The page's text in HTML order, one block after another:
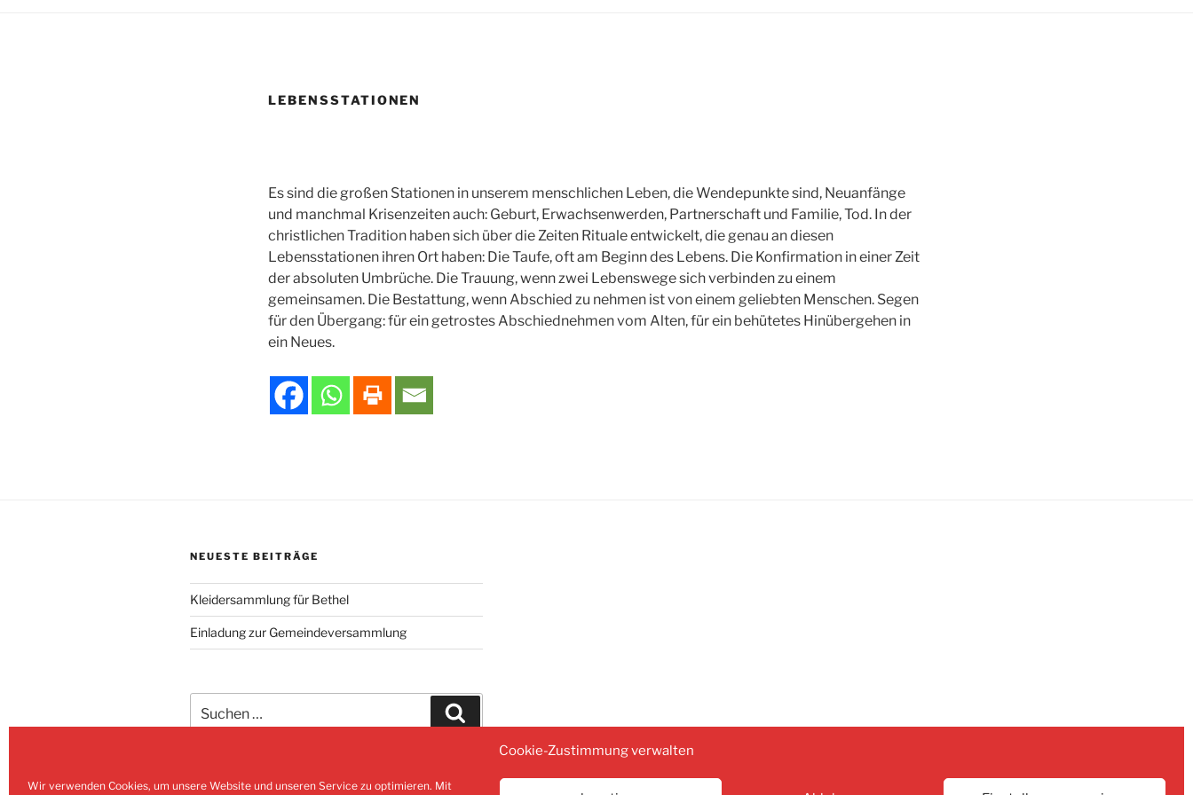
Cookie-Zustimmung verwalten
Wir verwenden Cookies, um unsere Website und unseren Service zu optimieren. Mit
LEBENSSTATIONEN
Es sind die großen Stationen in unserem menschlichen Leben, die Wendepunkte sind, Neuanfänge
und manchmal Krisenzeiten auch: Geburt, Erwachsen­werden, Partnerschaft und Familie, Tod. In der
christlichen Tradition haben sich über die Zeiten Rituale entwickelt, die genau an diesen
Lebensstationen ihren Ort haben: Die Taufe, oft am Beginn des Lebens. Die Konfirmation in einer Zeit
der absoluten Umbrüche. Die Trauung, wenn zwei Lebenswege sich verbinden zu einem
gemeinsamen. Die Bestattung, wenn Abschied zu nehmen ist von einem geliebten Menschen. Segen
für den Übergang: für ein getrostes Abschiednehmen vom Alten, für ein behütetes Hinübergehen in
ein Neues.
NEUESTE BEITRÄGE
Kleidersammlung für Bethel
Einladung zur Gemeindeversammlung
nach: